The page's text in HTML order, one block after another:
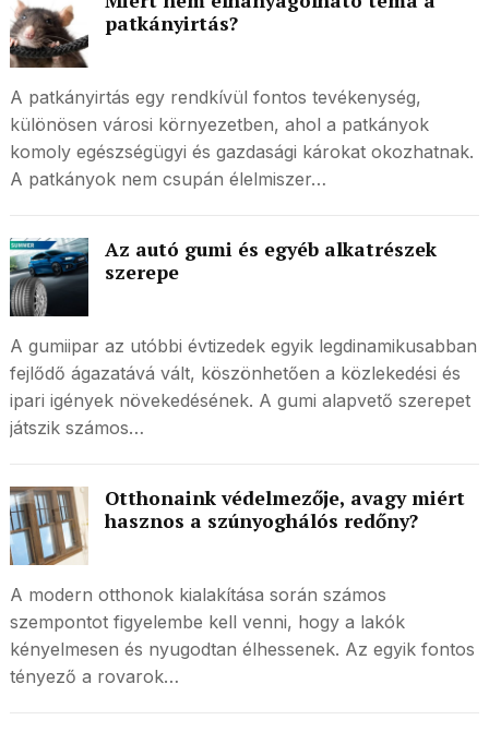
patkányirtás?
A patkányirtás egy rendkívül fontos tevékenység,
különösen városi környezetben, ahol a patkányok
komoly egészségügyi és gazdasági károkat okozhatnak.
A patkányok nem csupán élelmiszer…
Az autó gumi és egyéb alkatrészek
szerepe
A gumiipar az utóbbi évtizedek egyik legdinamikusabban
fejlődő ágazatává vált, köszönhetően a közlekedési és
ipari igények növekedésének. A gumi alapvető szerepet
játszik számos…
Otthonaink védelmezője, avagy miért
hasznos a szúnyoghálós redőny?
A modern otthonok kialakítása során számos
szempontot figyelembe kell venni, hogy a lakók
kényelmesen és nyugodtan élhessenek. Az egyik fontos
tényező a rovarok…